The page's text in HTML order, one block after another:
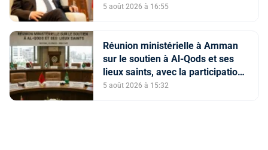
légitimes du peuple palestinien
5 août 2026 à 16:55
Réunion ministérielle à Amman
sur le soutien à Al-Qods et ses
lieux saints, avec la participation
du Maroc
5 août 2026 à 15:32